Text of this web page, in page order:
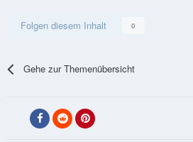
Folgen diesem Inhalt 0
Gehe zur Themenübersicht